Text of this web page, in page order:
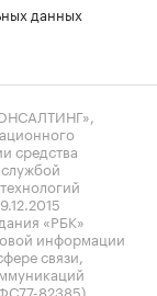
данных
средства
«РБК»
информации
связи,
82385)